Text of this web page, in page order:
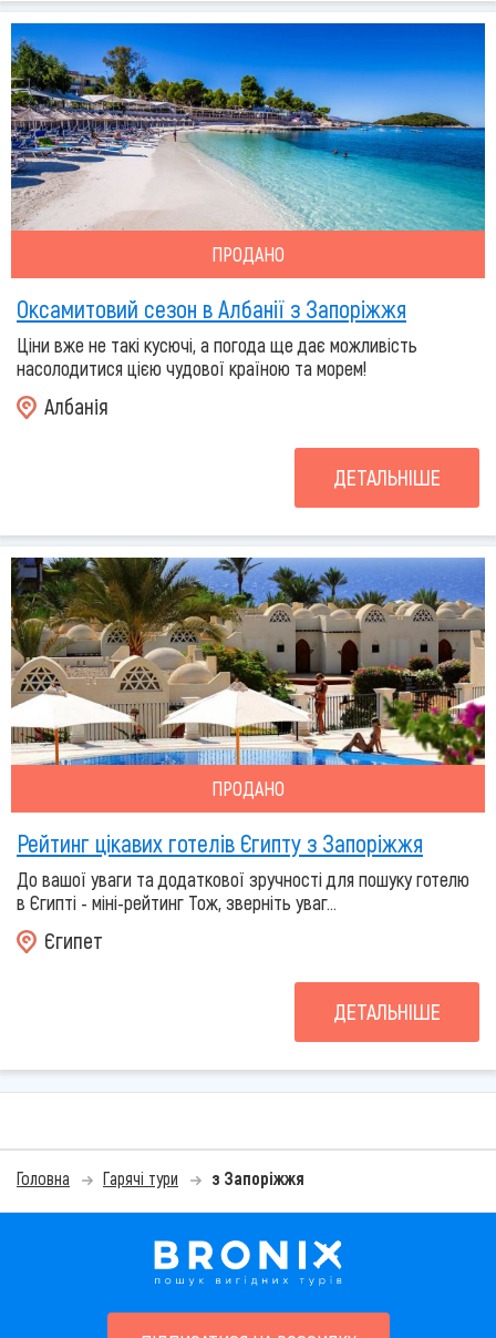
ПРОДАНО
Оксамитовий сезон в Албанії з Запоріжжя
Ціни вже не такі кусючі, а погода ще дає можливість
насолодитися цією чудової країною та морем!
Албанія
ДЕТАЛЬНІШЕ
ПРОДАНО
Рейтинг цікавих готелів Єгипту з Запоріжжя
До вашої уваги та додаткової зручності для пошуку готелю
в Єгипті - міні-рейтинг Тож, зверніть уваг...
Єгипет
ДЕТАЛЬНІШЕ
Головна Гарячі тури з Запоріжжя